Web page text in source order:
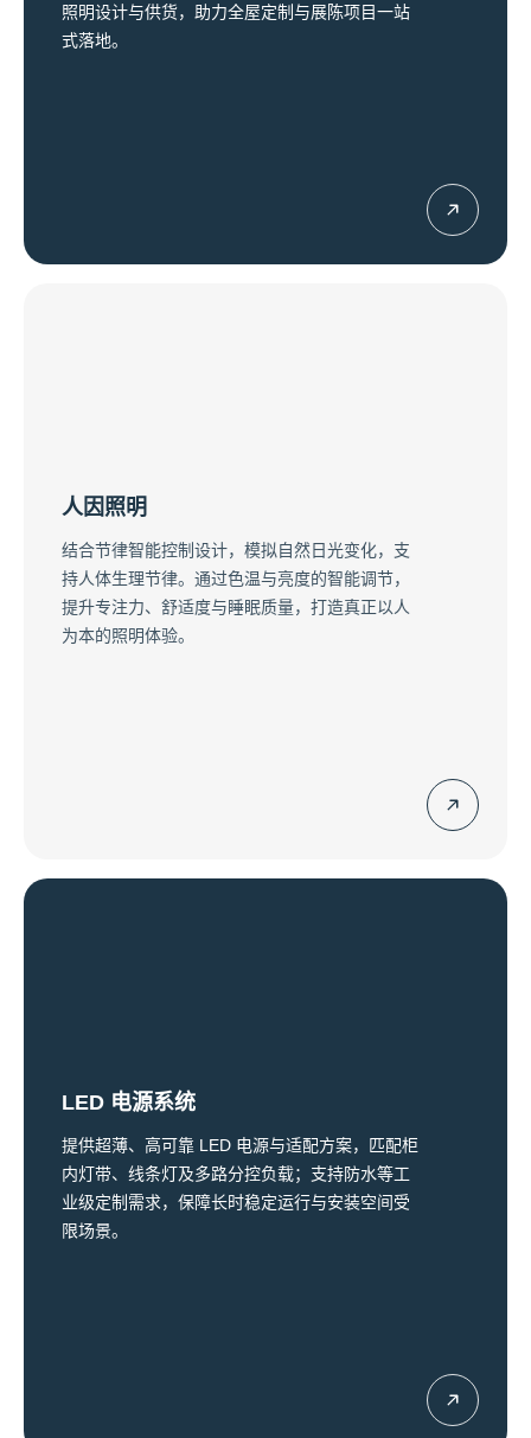
照明设计与供货，助力全屋定制与展陈项目一站
式落地。
人因照明
结合节律智能控制设计，模拟自然日光变化，支
持人体生理节律。通过色温与亮度的智能调节，
提升专注力、舒适度与睡眠质量，打造真正以人
为本的照明体验。
LED 电源系统
提供超薄、高可靠 LED 电源与适配方案，匹配柜
内灯带、线条灯及多路分控负载；支持防水等工
业级定制需求，保障长时稳定运行与安装空间受
限场景。